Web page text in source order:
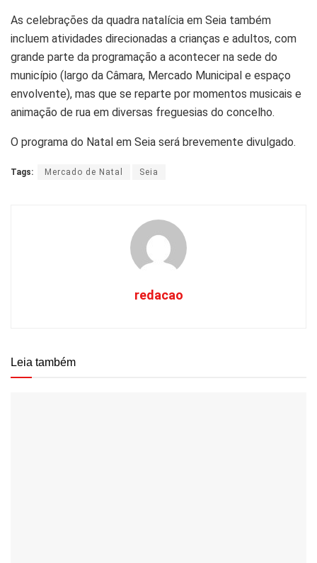
As celebrações da quadra natalícia em Seia também
incluem atividades direcionadas a crianças e adultos, com
grande parte da programação a acontecer na sede do
município (largo da Câmara, Mercado Municipal e espaço
envolvente), mas que se reparte por momentos musicais e
animação de rua em diversas freguesias do concelho.
O programa do Natal em Seia será brevemente divulgado.
Tags: Mercado de Natal Seia
redacao
Leia também